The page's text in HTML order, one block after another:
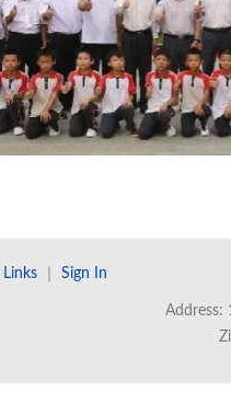
Links Sign In
Address: